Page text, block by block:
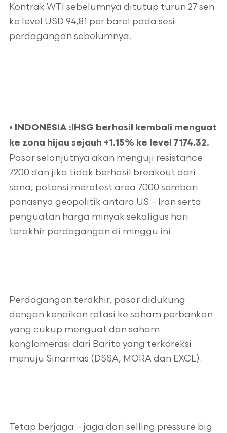
Kontrak WTI sebelumnya ditutup turun 27 sen
ke level USD 94,81 per barel pada sesi
perdagangan sebelumnya.
• INDONESIA :IHSG berhasil kembali menguat
ke zona hijau sejauh +1.15% ke level 7174.32.
Pasar selanjutnya akan menguji resistance
7200 dan jika tidak berhasil breakout dari
sana, potensi meretest area 7000 sembari
panasnya geopolitik antara US – Iran serta
penguatan harga minyak sekaligus hari
terakhir perdagangan di minggu ini.
Perdagangan terakhir, pasar didukung
dengan kenaikan rotasi ke saham perbankan
yang cukup menguat dan saham
konglomerasi dari Barito yang terkoreksi
menuju Sinarmas (DSSA, MORA dan EXCL).
Tetap berjaga – jaga dari selling pressure big